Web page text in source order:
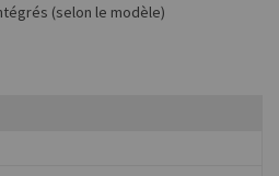
(selon le modèle)